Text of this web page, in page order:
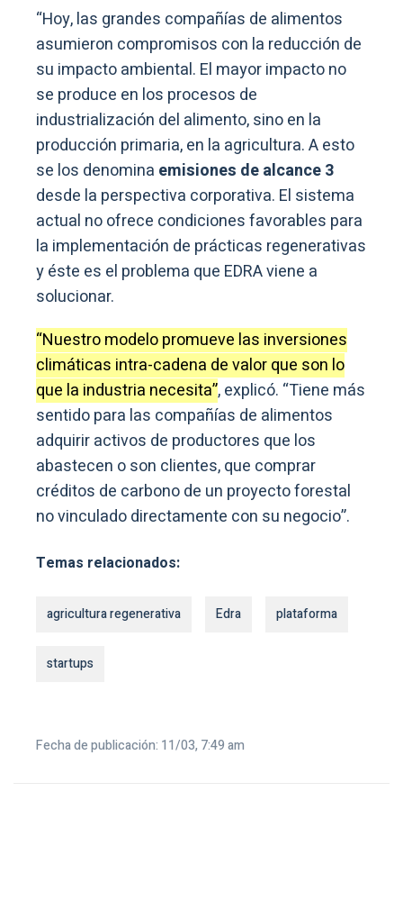
“Hoy, las grandes compañías de alimentos
asumieron compromisos con la reducción de
su impacto ambiental. El mayor impacto no
se produce en los procesos de
industrialización del alimento, sino en la
producción primaria, en la agricultura. A esto
se los denomina emisiones de alcance 3
desde la perspectiva corporativa. El sistema
actual no ofrece condiciones favorables para
la implementación de prácticas regenerativas
y éste es el problema que EDRA viene a
solucionar.
“Nuestro modelo promueve las inversiones
climáticas intra-cadena de valor que son lo
que la industria necesita”, explicó. “Tiene más
sentido para las compañías de alimentos
adquirir activos de productores que los
abastecen o son clientes, que comprar
créditos de carbono de un proyecto forestal
no vinculado directamente con su negocio”.
Temas relacionados:
agricultura regenerativa Edra plataforma
startups
Fecha de publicación: 11/03, 7:49 am